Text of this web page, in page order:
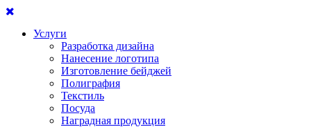
Услуги
Разработка дизайна
Нанесение логотипа
Изготовление бейджей
Полиграфия
Текстиль
Посуда
Наградная продукция